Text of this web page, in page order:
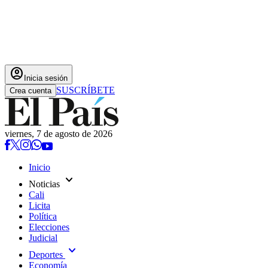
account_circle Inicia sesión
Crea cuenta SUSCRÍBETE
viernes, 7 de agosto de 2026
Inicio
Noticias expand_more
Cali
Licita
Política
Elecciones
Judicial
Deportes expand_more
Economía